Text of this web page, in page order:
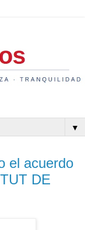
▼
el acuerdo
DE